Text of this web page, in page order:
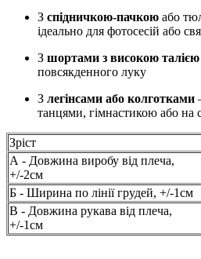
З спідничкою-пачкою або
ідеально для фотосесій або
З шортами з високою талією
повсякденного луку
З легінсами або колготками
танцями, гімнастикою або на
Зріст
А - Довжина виробу від плеча,
+/-2см
Б - Ширина по лінії грудей, +/-1см
В - Довжина рукава від плеча,
+/-1см